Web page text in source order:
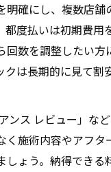
明確にし、複数店舗
都度払いは初期費用
回数を調整したい方
クは長期的に見て割
ンス レビュー」な
く施術内容やアフタ
しょう。納得できる